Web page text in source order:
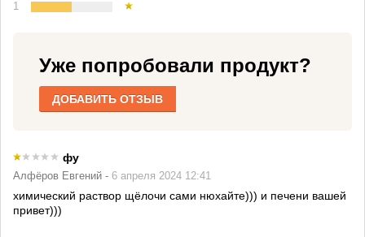
1
Уже попробовали продукт?
ДОБАВИТЬ ОТЗЫВ
фу
Алфёров Евгений - 6 апреля 2024 12:41
химический раствор щёлочи сами нюхайте))) и печени вашей
привет)))